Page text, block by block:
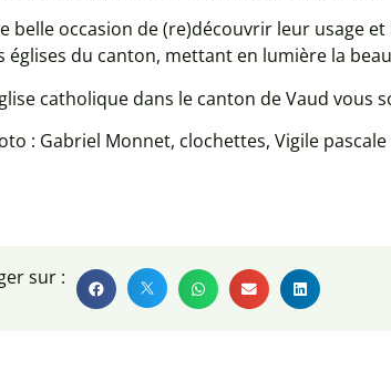
belle occasion de (re)découvrir leur usage
églises du canton, mettant en lumière la
catholique dans le canton de Vaud vous
: Gabriel Monnet, clochettes, Vigile
sur :